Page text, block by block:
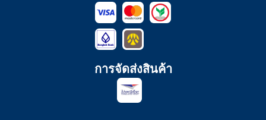
การจัดส่งสินค้า